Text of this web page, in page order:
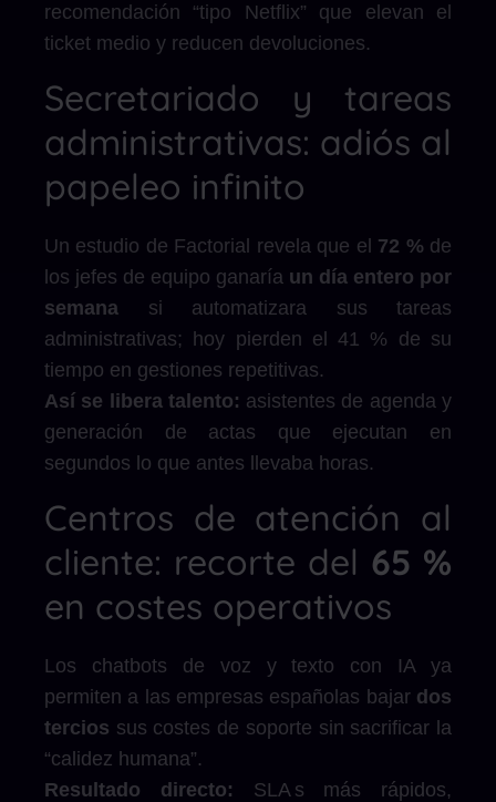
recomendación “tipo Netflix” que elevan el
ticket medio y reducen devoluciones.
Secretariado y tareas
administrativas: adiós al
papeleo infinito
Un estudio de Factorial revela que el 72 % de
los jefes de equipo ganaría un día entero por
semana si automatizara sus tareas
administrativas; hoy pierden el 41 % de su
tiempo en gestiones repetitivas.
Así se libera talento: asistentes de agenda y
generación de actas que ejecutan en
segundos lo que antes llevaba horas.
Centros de atención al
cliente: recorte del 65 %
en costes operativos
Los chatbots de voz y texto con IA ya
permiten a las empresas españolas bajar dos
tercios sus costes de soporte sin sacrificar la
“calidez humana”.
Resultado directo: SLA s más rápidos,